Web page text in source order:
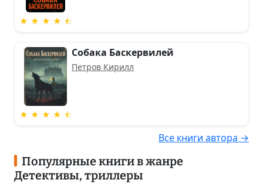
★ ★ ★ ★ ⯪
★ ★ ★ ★ ⯪
Собака Баскервилей
Петров Кирилл
Все книги автора →
Популярные книги в жанре
Детективы, триллеры